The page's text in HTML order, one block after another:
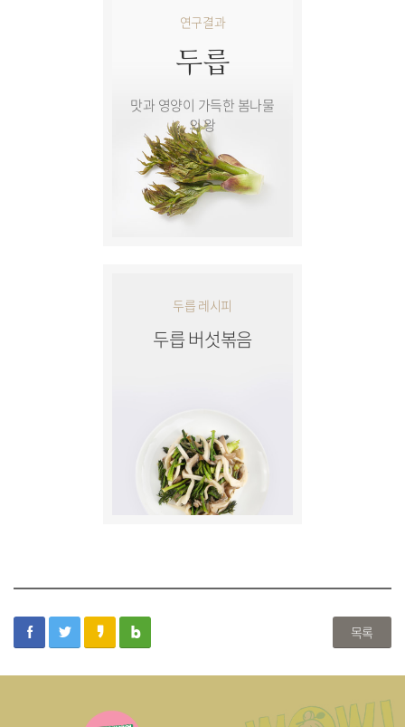
연구결과
두릅
맛과 영양이 가득한 봄나물
의 왕
두릅 레시피
두릅 버섯볶음
facebooktwitterkakaostory
blog 목록